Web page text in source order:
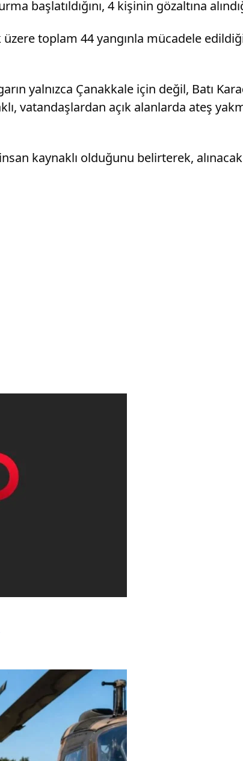
başlatıldığını, 4 kişinin gözaltına
üzere toplam 44 yangınla mücadele
yalnızca Çanakkale için değil, Batı
vatandaşlardan açık alanlarda ateş
insan kaynaklı olduğunu belirterek,